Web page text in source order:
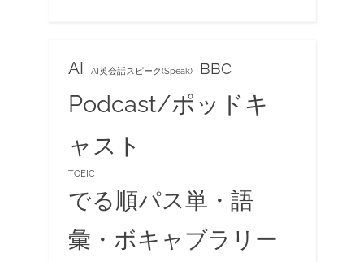
AI AI英会話スピーク(Speak) BBC
Podcast/ポッドキ
ャスト
TOEIC
でる順パス単・語
彙・ボキャブラリー